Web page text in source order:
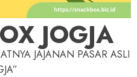
JOGJA
JAJANAN PASAR ASLI